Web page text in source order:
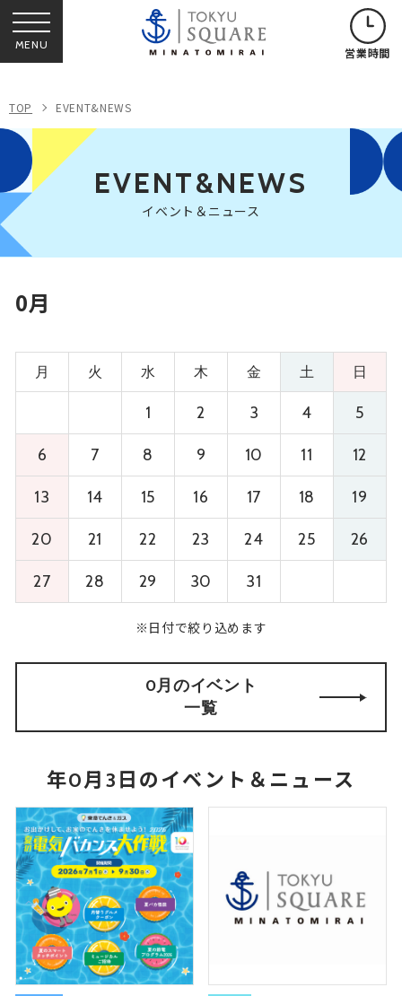
MENU 営業時間
TOP EVENT&NEWS
EVENT&NEWS
イベント＆ニュース
0月
月 火 水 木 金 土 日
1 2 3 4 5
6 7 8 9 10 11 12
13 14 15 16 17 18 19
20 21 22 23 24 25 26
27 28 29 30 31
※日付で絞り込めます
0月のイベント
一覧
年0月3日のイベント＆ニュース